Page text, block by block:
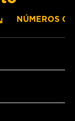
NÚMEROS OE